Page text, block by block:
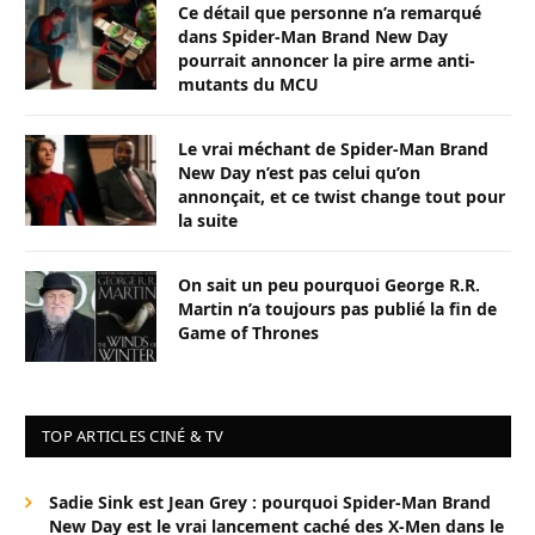
Ce détail que personne n’a remarqué
dans Spider-Man Brand New Day
pourrait annoncer la pire arme anti-
mutants du MCU
Le vrai méchant de Spider-Man Brand
New Day n’est pas celui qu’on
annonçait, et ce twist change tout pour
la suite
On sait un peu pourquoi George R.R.
Martin n’a toujours pas publié la fin de
Game of Thrones
TOP ARTICLES CINÉ & TV
Sadie Sink est Jean Grey : pourquoi Spider-Man Brand
New Day est le vrai lancement caché des X-Men dans le